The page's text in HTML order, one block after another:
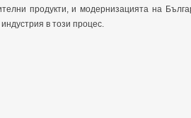
продукти, и модернизацията на
в този процес.